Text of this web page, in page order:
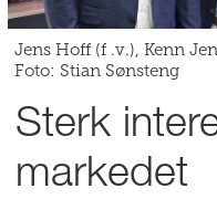
Jens Hoff (f .v.), Kenn
Foto: Stian Sønsteng
Sterk
markedet